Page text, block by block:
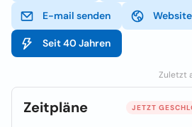
E-mail senden Website
Seit 40 Jahren
Zuletzt
Zeitpläne JETZT